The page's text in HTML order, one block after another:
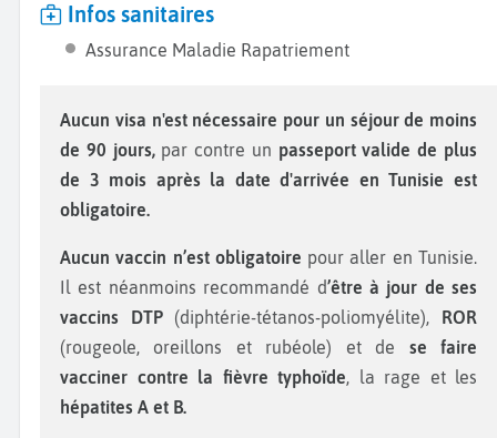
Infos sanitaires
Assurance Maladie Rapatriement
Aucun visa n'est nécessaire pour un séjour de moins
de 90 jours, par contre un passeport valide de plus
de 3 mois après la date d'arrivée en Tunisie est
obligatoire.
Aucun vaccin n’est obligatoire pour aller en Tunisie.
Il est néanmoins recommandé d’être à jour de ses
vaccins DTP (diphtérie-tétanos-poliomyélite), ROR
(rougeole, oreillons et rubéole) et de se faire
vacciner contre la fièvre typhoïde, la rage et les
hépatites A et B.